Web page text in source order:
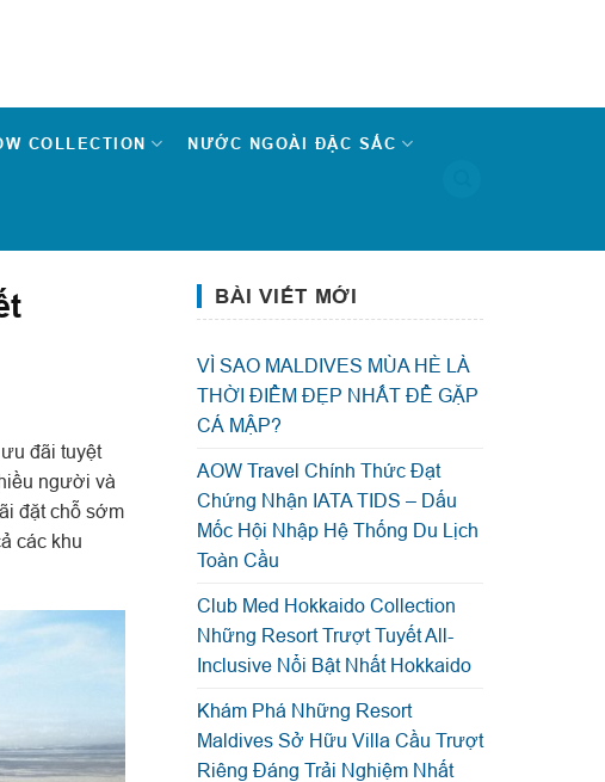
COLLECTION NƯỚC NGOÀI ĐẶC SẮC
đãi tuyệt
người và
đặt chỗ sớm
các khu
BÀI VIẾT MỚI
VÌ SAO MALDIVES MÙA HÈ LÀ
THỜI ĐIỂM ĐẸP NHẤT ĐỂ GẶP
CÁ MẬP?
AOW Travel Chính Thức Đạt
Chứng Nhận IATA TIDS – Dấu
Mốc Hội Nhập Hệ Thống Du Lịch
Toàn Cầu
Club Med Hokkaido Collection
Những Resort Trượt Tuyết All-
Inclusive Nổi Bật Nhất Hokkaido
Khám Phá Những Resort
Maldives Sở Hữu Villa Cầu Trượt
Riêng Đáng Trải Nghiệm Nhất